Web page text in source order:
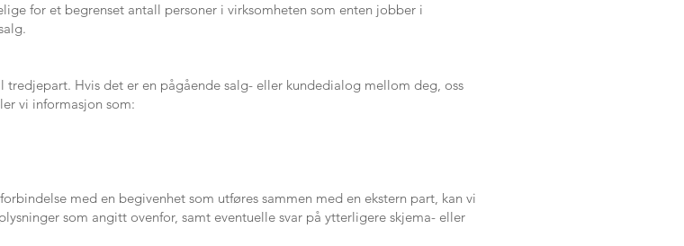
for et begrenset antall personer i virksomheten som enten jobber i
tredjepart. Hvis det er en pågående salg- eller kundedialog mellom deg, oss
vi informasjon som:
med en begivenhet som utføres sammen med en ekstern part, kan vi
som angitt ovenfor, samt eventuelle svar på ytterligere skjema- eller